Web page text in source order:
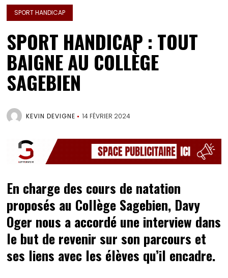
SPORT HANDICAP
SPORT HANDICAP : TOUT
BAIGNE AU COLLÈGE
SAGEBIEN
KEVIN DEVIGNE 14 FÉVRIER 2024
En charge des cours de natation
proposés au Collège Sagebien, Davy
Oger nous a accordé une interview dans
le but de revenir sur son parcours et
ses liens avec les élèves qu’il encadre.